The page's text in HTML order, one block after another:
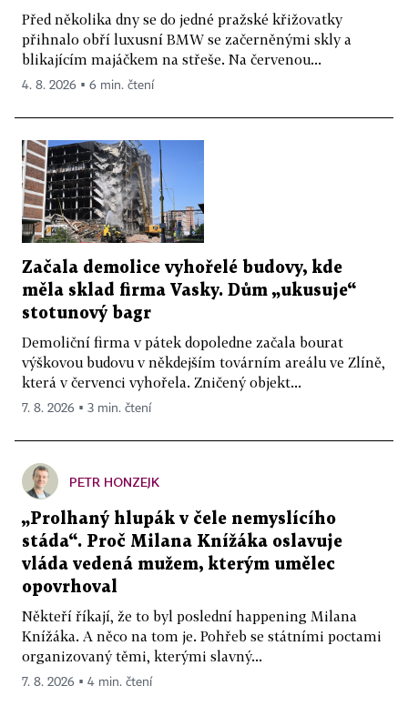
Před několika dny se do jedné pražské křižovatky
přihnalo obří luxusní BMW se začerněnými skly a
blikajícím majáčkem na střeše. Na červenou...
4. 8. 2026 ▪ 6 min. čtení
Začala demolice vyhořelé budovy, kde
měla sklad firma Vasky. Dům „ukusuje“
stotunový bagr
Demoliční firma v pátek dopoledne začala bourat
výškovou budovu v někdejším továrním areálu ve Zlíně,
která v červenci vyhořela. Zničený objekt...
7. 8. 2026 ▪ 3 min. čtení
PETR HONZEJK
„Prolhaný hlupák v čele nemyslícího
stáda“. Proč Milana Knížáka oslavuje
vláda vedená mužem, kterým umělec
opovrhoval
Někteří říkají, že to byl poslední happening Milana
Knížáka. A něco na tom je. Pohřeb se státními poctami
organizovaný těmi, kterými slavný...
7. 8. 2026 ▪ 4 min. čtení